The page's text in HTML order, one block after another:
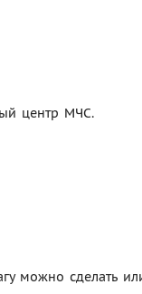
центр МЧС.
можно сделать